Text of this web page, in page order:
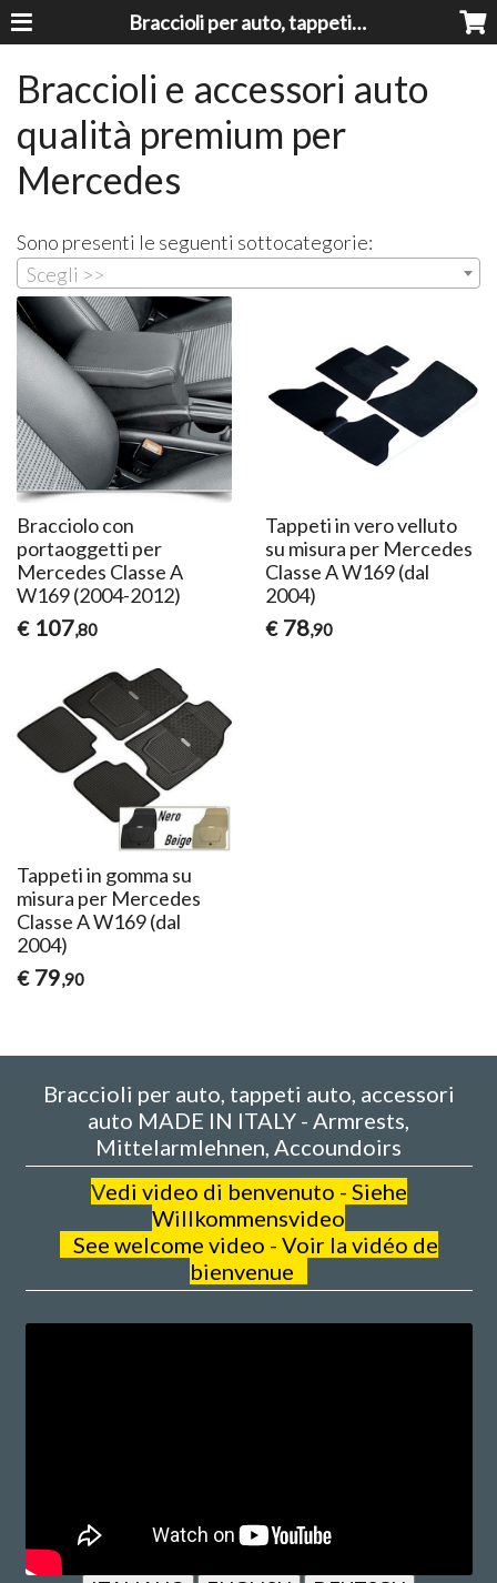
Braccioli per auto, tappeti auto, accessori auto MADE IN ITALY - Armrests, Mittelarmlehnen, Accoundoirs
Braccioli e accessori auto
qualità premium per
Mercedes
Sono presenti le seguenti sottocategorie:
Scegli >>
Bracciolo con
portaoggetti per
Mercedes Classe A
W169 (2004-2012)
€ 107,80
Tappeti in vero velluto
su misura per Mercedes
Classe A W169 (dal
2004)
€ 78,90
Tappeti in gomma su
misura per Mercedes
Classe A W169 (dal
2004)
€ 79,90
Braccioli per auto, tappeti auto, accessori
auto MADE IN ITALY - Armrests,
Mittelarmlehnen, Accoundoirs
Vedi video di benvenuto - Siehe
Willkommensvideo
See welcome video - Voir la vidéo de
bienvenue